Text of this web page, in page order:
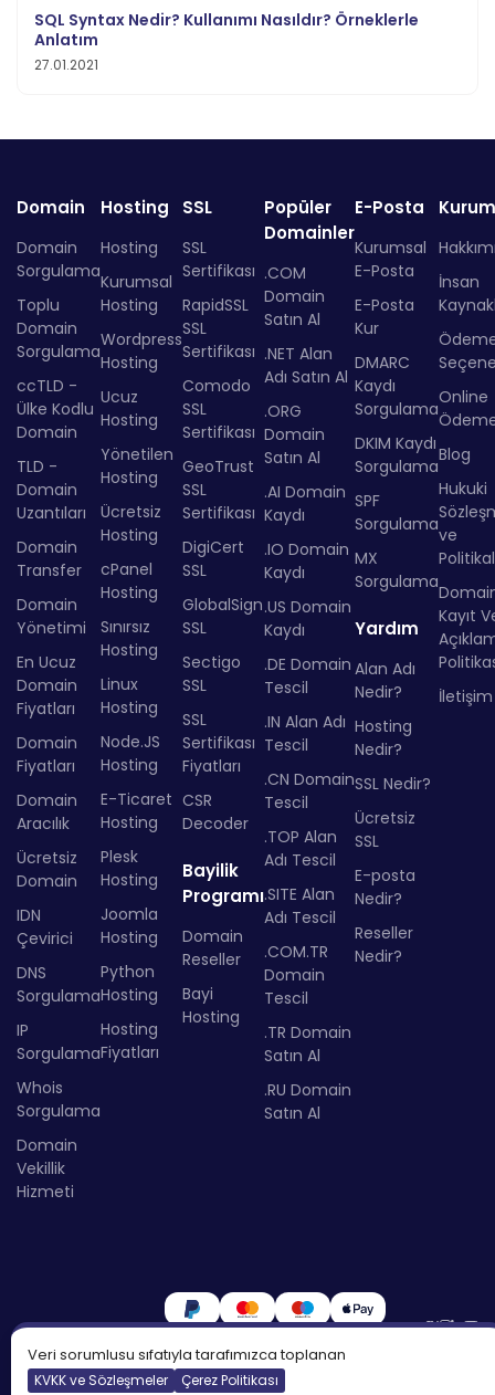
SQL Syntax Nedir? Kullanımı Nasıldır? Örneklerle
Anlatım
27.01.2021
Domain
Domain
Sorgulama
Toplu
Domain
Sorgulama
ccTLD -
Ülke Kodlu
Domain
TLD -
Domain
Uzantıları
Domain
Transfer
Domain
Yönetimi
En Ucuz
Domain
Fiyatları
Domain
Fiyatları
Domain
Aracılık
Ücretsiz
Domain
IDN
Çevirici
DNS
Sorgulama
IP
Sorgulama
Whois
Sorgulama
Domain
Vekillik
Hizmeti
Hosting
Hosting
Kurumsal
Hosting
Wordpress
Hosting
Ucuz
Hosting
Yönetilen
Hosting
Ücretsiz
Hosting
cPanel
Hosting
Sınırsız
Hosting
Linux
Hosting
Node.JS
Hosting
E-Ticaret
Hosting
Plesk
Hosting
Joomla
Hosting
Python
Hosting
Hosting
Fiyatları
SSL
SSL
Sertifikası
RapidSSL
SSL
Sertifikası
Comodo
SSL
Sertifikası
GeoTrust
SSL
Sertifikası
DigiCert
SSL
GlobalSign
SSL
Sectigo
SSL
SSL
Sertifikası
Fiyatları
CSR
Decoder
Bayilik
Programı
Domain
Reseller
Bayi
Hosting
Popüler
Domainler
.COM
Domain
Satın Al
.NET Alan
Adı Satın Al
.ORG
Domain
Satın Al
.AI Domain
Kaydı
.IO Domain
Kaydı
.US Domain
Kaydı
.DE Domain
Tescil
.IN Alan Adı
Tescil
.CN Domain
Tescil
.TOP Alan
Adı Tescil
.SITE Alan
Adı Tescil
.COM.TR
Domain
Tescil
.TR Domain
Satın Al
.RU Domain
Satın Al
E-Posta
Kurumsal
E-Posta
E-Posta
Kur
DMARC
Kaydı
Sorgulama
DKIM Kaydı
Sorgulama
SPF
Sorgulama
MX
Sorgulama
Yardım
Alan Adı
Nedir?
Hosting
Nedir?
SSL Nedir?
Ücretsiz
SSL
E-posta
Nedir?
Reseller
Nedir?
İnsan
Online
Blog
Hukuki
ve
Kayıt
İletişim
Veri sorumlusu sıfatıyla tarafımızca toplanan
KVKK ve Sözleşmeler Çerez Politikası